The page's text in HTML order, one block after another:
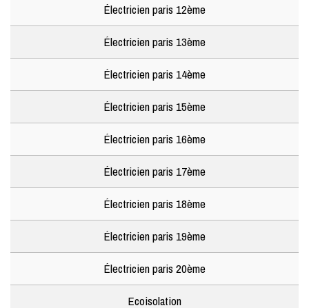
Électricien paris 12ème
Électricien paris 13ème
Électricien paris 14ème
Électricien paris 15ème
Électricien paris 16ème
Électricien paris 17ème
Électricien paris 18ème
Électricien paris 19ème
Électricien paris 20ème
Ecoisolation